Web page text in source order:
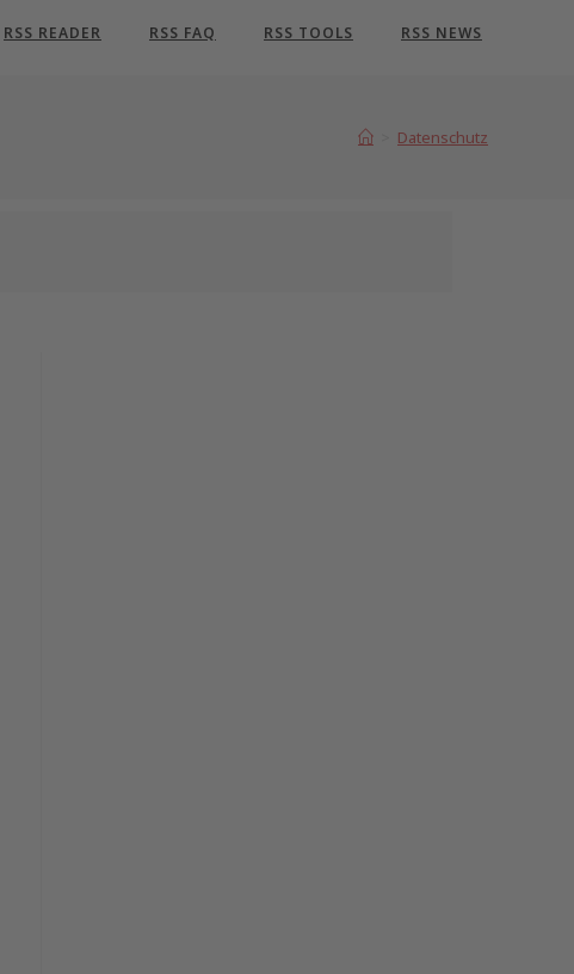
RSS READER RSS FAQ RSS TOOLS RSS NEWS
Datenschutz